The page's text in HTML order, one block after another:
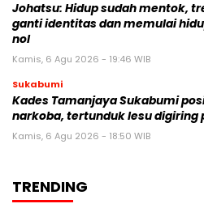
Johatsu: Hidup sudah mentok,
ganti identitas dan memulai
nol
Kamis, 6 Agu 2026 - 19:46 WIB
Sukabumi
Kades Tamanjaya Sukabumi
narkoba, tertunduk lesu digiring
Kamis, 6 Agu 2026 - 18:50 WIB
TRENDING